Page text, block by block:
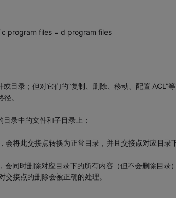
c program files = d program files
目录；但对它们的“复制、删除、移动、配置 ACL”
。
录中的文件和子目录上；
将此交接点转换为正常目录，并且交接点对应目录
会同时删除对应目录下的所有内容（但不会删除目录
接点的删除会被正确的处理。